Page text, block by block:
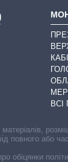
повного або
обіцянки